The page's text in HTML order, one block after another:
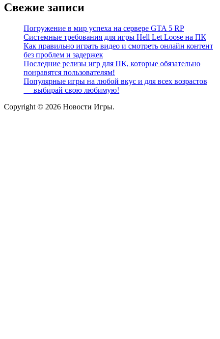
Свежие записи
Погружение в мир успеха на сервере GTA 5 RP
Системные требования для игры Hell Let Loose на ПК
Как правильно играть видео и смотреть онлайн контент
без проблем и задержек
Последние релизы игр для ПК, которые обязательно
понравятся пользователям!
Популярные игры на любой вкус и для всех возрастов
— выбирай свою любимую!
Copyright © 2026 Новости Игры.